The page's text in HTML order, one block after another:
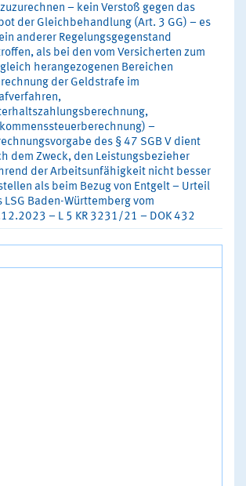
– kein Verstoß gegen das
der Gleichbehandlung (Art. 3 GG) – es
anderer Regelungsgegenstand
als bei den vom Versicherten zum
herangezogenen Bereichen
der Geldstrafe im
–
des § 47 SGB V dient
dem Zweck, den Leistungsbezieher
der Arbeitsunfähigkeit nicht besser
als beim Bezug von Entgelt – Urteil
LSG Baden-Württemberg vom
– L 5 KR 3231/21 – DOK 432